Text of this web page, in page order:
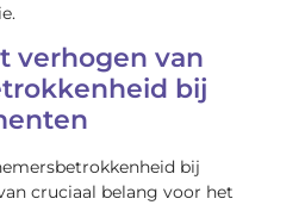
verhogen van
bij
bij
cruciaal belang voor het